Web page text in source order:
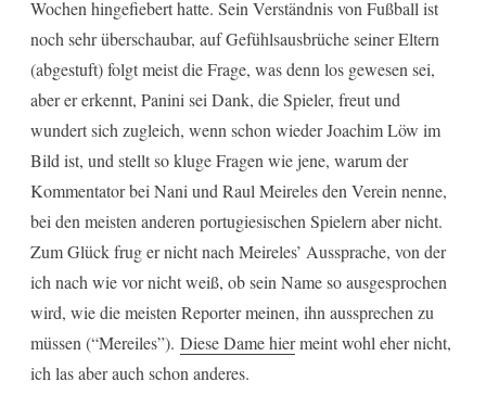
Wochen hingefiebert hatte. Sein Verständnis von Fußball ist
noch sehr überschaubar, auf Gefühlsausbrüche seiner Eltern
(abgestuft) folgt meist die Frage, was denn los gewesen sei,
aber er erkennt, Panini sei Dank, die Spieler, freut und
wundert sich zugleich, wenn schon wieder Joachim Löw im
Bild ist, und stellt so kluge Fragen wie jene, warum der
Kommentator bei Nani und Raul Meireles den Verein nenne,
bei den meisten anderen portugiesischen Spielern aber nicht.
Zum Glück frug er nicht nach Meireles’ Aussprache, von der
ich nach wie vor nicht weiß, ob sein Name so ausgesprochen
wird, wie die meisten Reporter meinen, ihn aussprechen zu
müssen (“Mereiles”). Diese Dame hiermeint wohl eher nicht,
ich las aber auch schon anderes.